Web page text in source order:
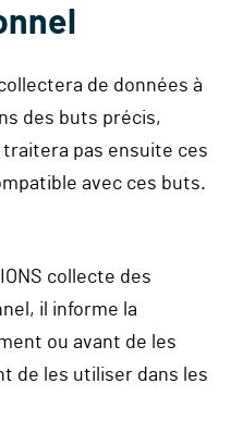
collectera de données à
des buts précis,
pas ensuite ces
avec ces buts.
collecte des
il informe la
ou avant de les
de les utiliser dans les